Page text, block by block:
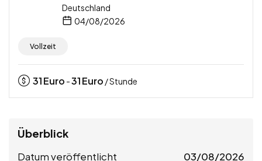
Deutschland
04/08/2026
Vollzeit
31Euro -31Euro / Stunde
Überblick
Datum veröffentlicht 03/08/2026